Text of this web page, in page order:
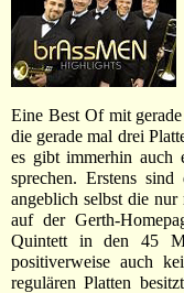
Eine Best Of mit
die gerade mal drei
es gibt immerhin auch
sprechen. Erstens
angeblich selbst die
auf der Gerth-
Quintett in den 45
positiverweise auch
regulären Platten